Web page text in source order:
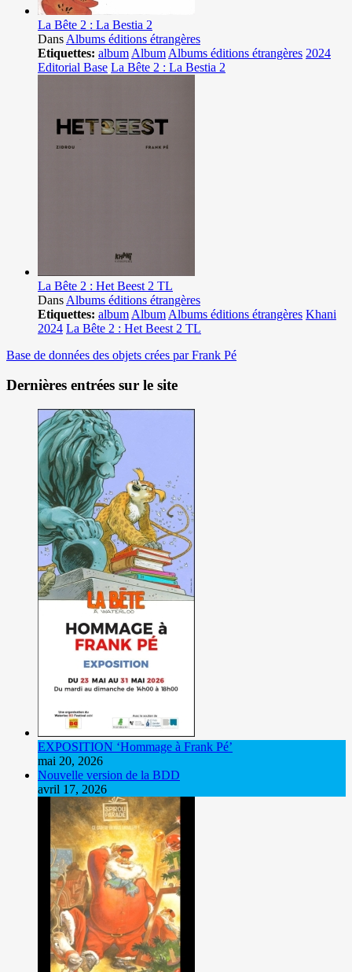
La Bête 2 : La Bestia 2
Dans Albums éditions étrangères
Etiquettes: album Album Albums éditions étrangères 2024
Editorial Base La Bête 2 : La Bestia 2
La Bête 2 : Het Beest 2 TL
Dans Albums éditions étrangères
Etiquettes: album Album Albums éditions étrangères Khani
2024 La Bête 2 : Het Beest 2 TL
Base de données des objets crées par Frank Pé
Dernières entrées sur le site
EXPOSITION ‘Hommage à Frank Pé’
mai 20, 2026
Nouvelle version de la BDD
avril 17, 2026